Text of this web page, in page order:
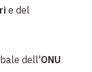
e del
dell'ONU